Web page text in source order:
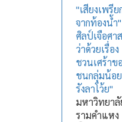
"เสียงเพรีย
จากท้องน้ำ
ศิลป์เจือศา
ว่าด้วยเรื่อง
ชวนเศร้าข
ชนกลุ่มน้อ
รังลาโว้ย"
มหาวิทยาลั
รามคำแหง